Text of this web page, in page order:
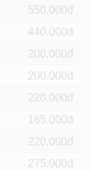
550
440
200
200
220
165
220
275